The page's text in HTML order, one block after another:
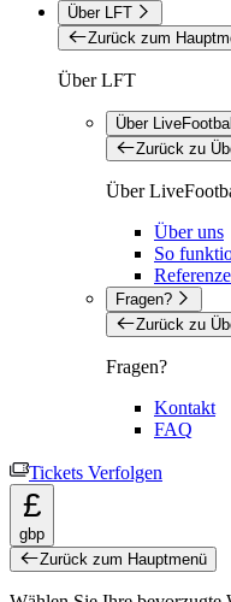
Über LFT
Zurück zum
Über LFT
Über
Zurück zu
Über
Über uns
So
Fragen?
Zurück zu
Fragen?
Kontakt
FAQ
Tickets Verfolgen
£
gbp
Zurück zum Hauptmenü